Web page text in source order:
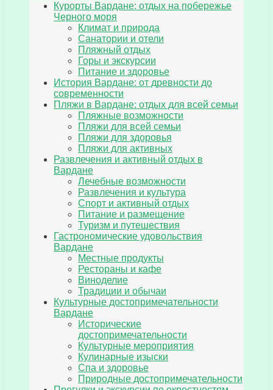
Курорты Вардане: отдых на побережье
Черного моря
Климат и природа
Санатории и отели
Пляжный отдых
Горы и экскурсии
Питание и здоровье
История Вардане: от древности до
современности
Пляжи в Вардане: отдых для всей семьи
Пляжные возможности
Пляжи для всей семьи
Пляжи для здоровья
Пляжи для активных
Развлечения и активный отдых в
Вардане
Лечебные возможности
Развлечения и культура
Спорт и активный отдых
Питание и размещение
Туризм и путешествия
Гастрономические удовольствия
Вардане
Местные продукты
Рестораны и кафе
Виноделие
Традиции и обычаи
Культурные достопримечательности
Вардане
Исторические
достопримечательности
Культурные мероприятия
Кулинарные изыски
Спа и здоровье
Природные достопримечательности